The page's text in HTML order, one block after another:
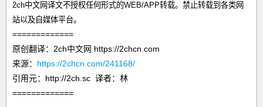
2ch中文网译文不授权任何形式的WEB/APP转载。禁止转载到各类网
站以及自媒体平台。
=============
原创翻译：2ch中文网 https://2chcn.com
来源： https://2chcn.com/241168/
引用元：http://2ch.sc 译者：林
=============